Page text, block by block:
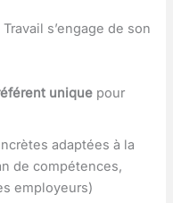
s’engage de son
unique pour
adaptées à la
de compétences,
employeurs)